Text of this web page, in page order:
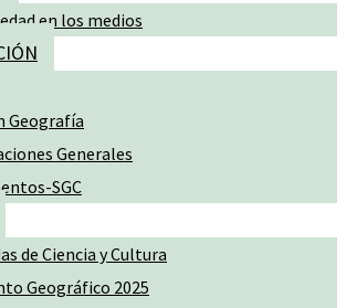
en los medios
Geografía
Generales
SGC
de Ciencia y Cultura
Geográfico 2025